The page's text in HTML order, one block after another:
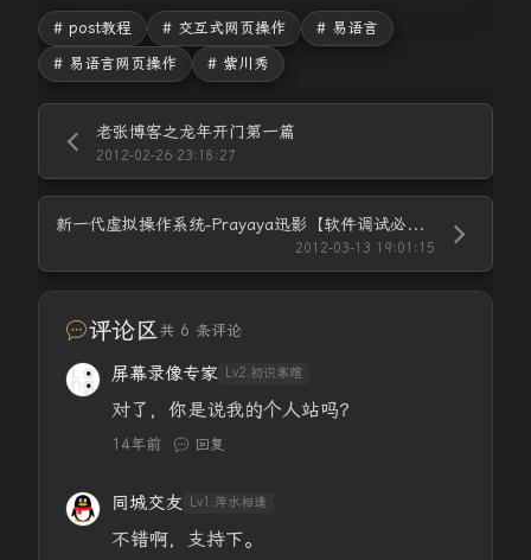
# post教程 # 交互式网页操作
# 易语言
# 易语言网页操作
# 紫川秀
老张博客之龙年开门第一篇
2012-02-26 23:18:27
新一代虚拟操作系统-Prayaya迅影【软件调试必备工具】强烈推荐
2012-03-13 19:01:15
评论区共 6 条评论
屏幕录像专家 Lv2.初识寒暄
对了，你是说我的个人站吗？
14年前 回复
同城交友 Lv1.萍水相逢
不错啊，支持下。